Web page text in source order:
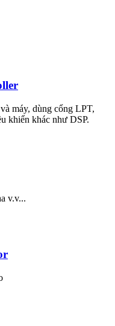
máy, dùng cổng LPT,
khiển khác như DSP.
v.v...